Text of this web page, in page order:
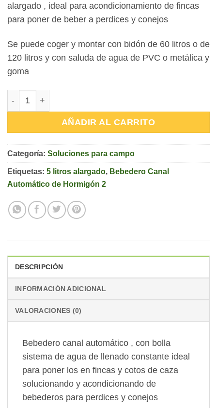
alargado , ideal para acondicionamiento de fincas
para poner de beber a perdices y conejos
Se puede coger y montar con bidón de 60 litros o de
120 litros y con saluda de agua de PVC o metálica y
goma
Bebedero Canal Automático de Hormigón 2,5 litros
AÑADIR AL CARRITO
Categoría: Soluciones para campo
Etiquetas: 5 litros alargado, Bebedero Canal
Automático de Hormigón 2
DESCRIPCIÓN
INFORMACIÓN ADICIONAL
VALORACIONES (0)
Bebedero canal automático , con bolla
sistema de agua de llenado constante ideal
para poner los en fincas y cotos de caza
solucionando y acondicionando de
bebederos para perdices y conejos